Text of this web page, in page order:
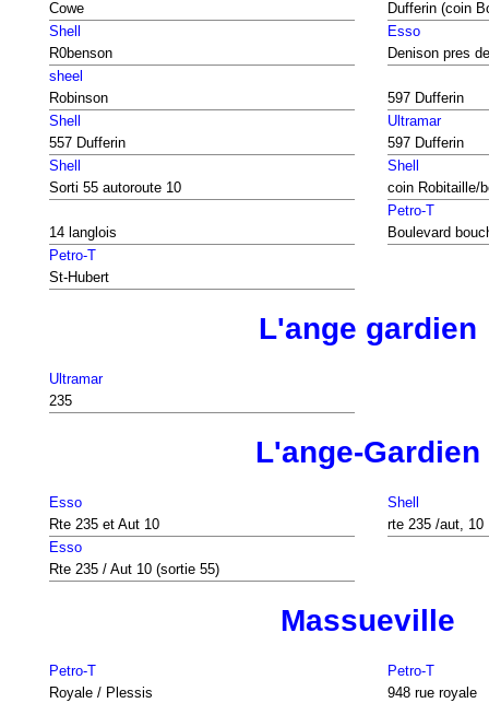
Cowe
Dufferin (coin
Shell
R0benson
Esso
Denison pres
sheel
Robinson
597 Dufferin
Shell
557 Dufferin
Ultramar
597 Dufferin
Shell
Sorti 55 autoroute 10
Shell
coin Robitaille/
14 langlois
Petro-T
Boulevard
Petro-T
St-Hubert
L'ange gardien
Ultramar
235
L'ange-Gardien
Esso
Rte 235 et Aut 10
Shell
rte 235 /aut, 10
Esso
Rte 235 / Aut 10 (sortie 55)
Massueville
Petro-T
Royale / Plessis
Petro-T
948 rue royale